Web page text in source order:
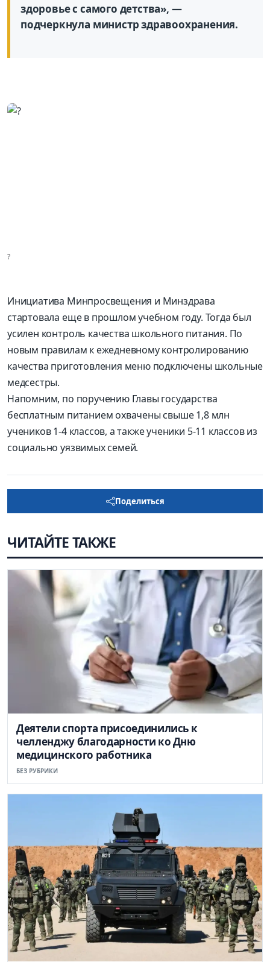
здоровье с самого детства», —
подчеркнула министр здравоохранения.
?
Инициатива Минпросвещения и Минздрава
стартовала еще в прошлом учебном году. Тогда был
усилен контроль качества школьного питания. По
новым правилам к ежедневному контролированию
качества приготовления меню подключены школьные
медсестры.
Напомним, по поручению Главы государства
бесплатным питанием охвачены свыше 1,8 млн
учеников 1-4 классов, а также ученики 5-11 классов из
социально уязвимых семей.
Поделиться
ЧИТАЙТЕ ТАКЖЕ
Деятели спорта присоединились к
челленджу благодарности ко Дню
медицинского работника
БЕЗ РУБРИКИ